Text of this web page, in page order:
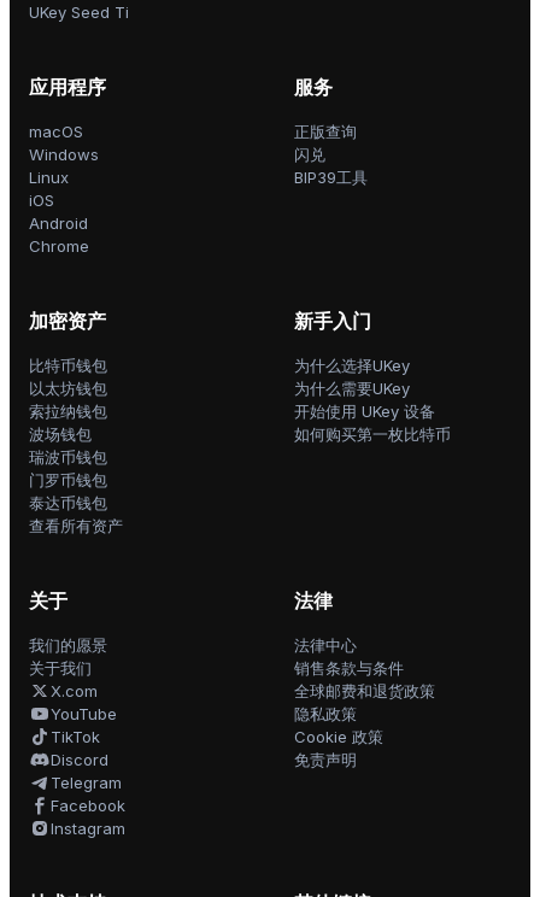
UKey Seed Ti
应用程序
macOS
Windows
Linux
iOS
Android
Chrome
服务
正版查询
闪兑
BIP39工具
加密资产
比特币钱包
以太坊钱包
索拉纳钱包
波场钱包
瑞波币钱包
门罗币钱包
泰达币钱包
查看所有资产
新手入门
为什么选择UKey
为什么需要UKey
开始使用 UKey 设备
如何购买第一枚比特币
关于
我们的愿景
关于我们
X.com
YouTube
TikTok
Discord
Telegram
Facebook
Instagram
法律
法律中心
销售条款与条件
全球邮费和退货政策
隐私政策
Cookie 政策
免责声明